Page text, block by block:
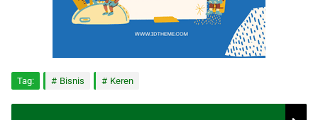
Tag: Bisnis Keren